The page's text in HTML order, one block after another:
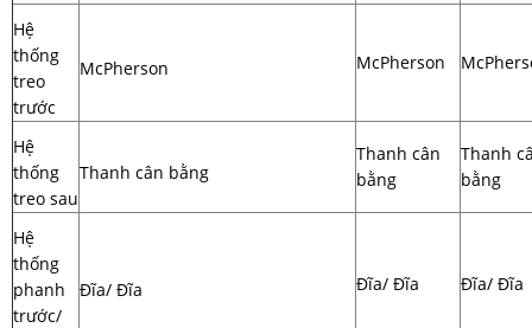
Hệ
thống
treo
trước
McPherson McPherson
Hệ
thống
treo sau
Thanh cân bằng
Thanh cân
bằng
Thanh
bằng
Hệ
thống
phanh
trước/
Đĩa/ Đĩa Đĩa/ Đĩa Đĩa/ Đĩa